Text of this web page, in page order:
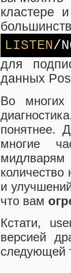
кластере
LISTEN/
для
данных
Во многих
понятнее.
многие
мидлварям
и
что вам
Кстати,
версией
следующей